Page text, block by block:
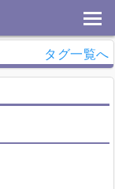
タグ一覧へ